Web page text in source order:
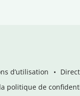
d’utilisation
politique de